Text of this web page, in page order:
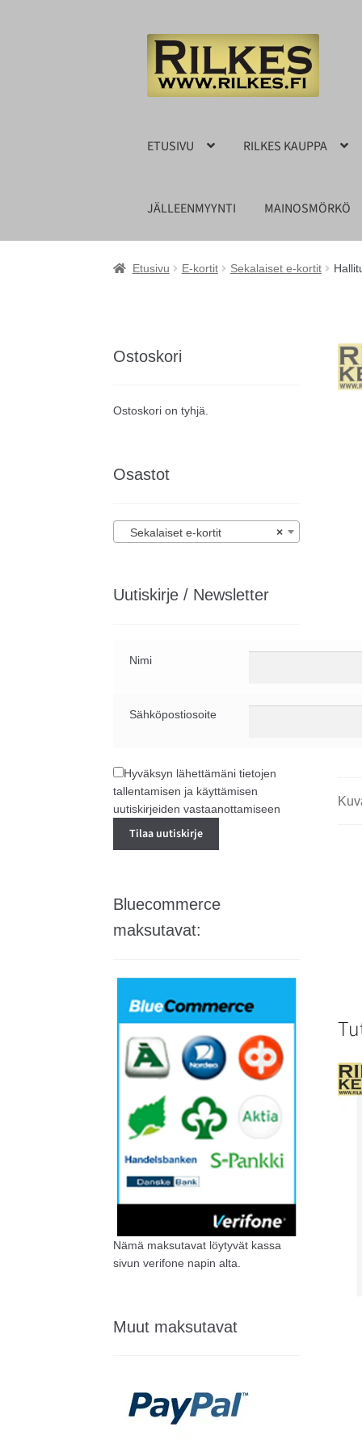
Siirry
navigointiin
Siirry
sisältöön
ETUSIVU RILKES KAUPPA
JÄLLEENMYYNTI MAINOSMÖRKÖ
Etusivu E-kortit Sekalaiset e-kortit
Ostoskori
Ostoskori on tyhjä.
Osastot
×
Sekalaiset e-kortit
Uutiskirje / Newsletter
Nimi
Sähköpostiosoite
Hyväksyn lähettämäni tietojen
tallentamisen ja käyttämisen
uutiskirjeiden vastaanottamiseen
Bluecommerce
maksutavat:
Nämä maksutavat löytyvät kassa
sivun verifone napin alta.
Muut maksutavat